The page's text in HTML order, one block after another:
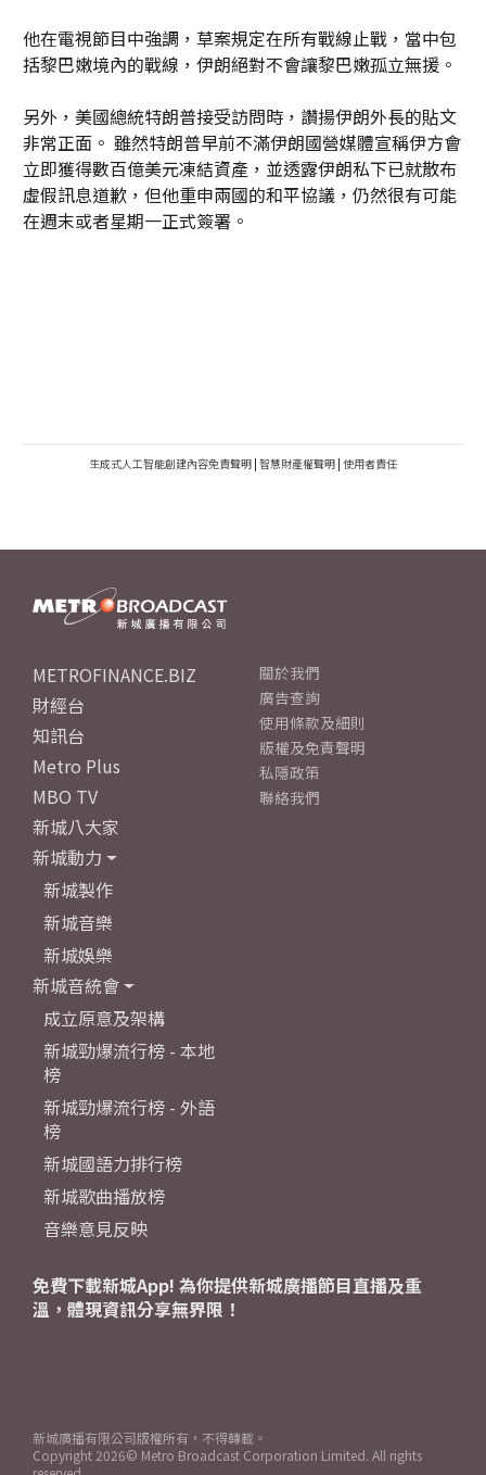
他在電視節目中強調，草案規定在所有戰線止戰，當中包
括黎巴嫩境內的戰線，伊朗絕對不會讓黎巴嫩孤立無援。
另外，美國總統特朗普接受訪問時，讚揚伊朗外長的貼文
非常正面。 雖然特朗普早前不滿伊朗國營媒體宣稱伊方會
立即獲得數百億美元凍結資產，並透露伊朗私下已就散布
虛假訊息道歉，但他重申兩國的和平協議，仍然很有可能
在週末或者星期一正式簽署。
生成式人工智能創建內容免責聲明 | 智慧財產權聲明 | 使用者責任
METROFINANCE.BIZ
財經台
知訊台
Metro Plus
MBO TV
新城八大家
新城動力
新城製作
新城音樂
新城娛樂
新城音統會
成立原意及架構
新城勁爆流行榜 - 本地
榜
新城勁爆流行榜 - 外語
榜
新城國語力排行榜
新城歌曲播放榜
音樂意見反映
關於我們
廣告查詢
使用條款及細則
版權及免責聲明
私隱政策
聯絡我們
免費下載新城App! 為你提供新城廣播節目直播及重
溫，體現資訊分享無界限！
新城廣播有限公司版權所有，不得轉載。
Copyright 2026© Metro Broadcast Corporation Limited. All rights